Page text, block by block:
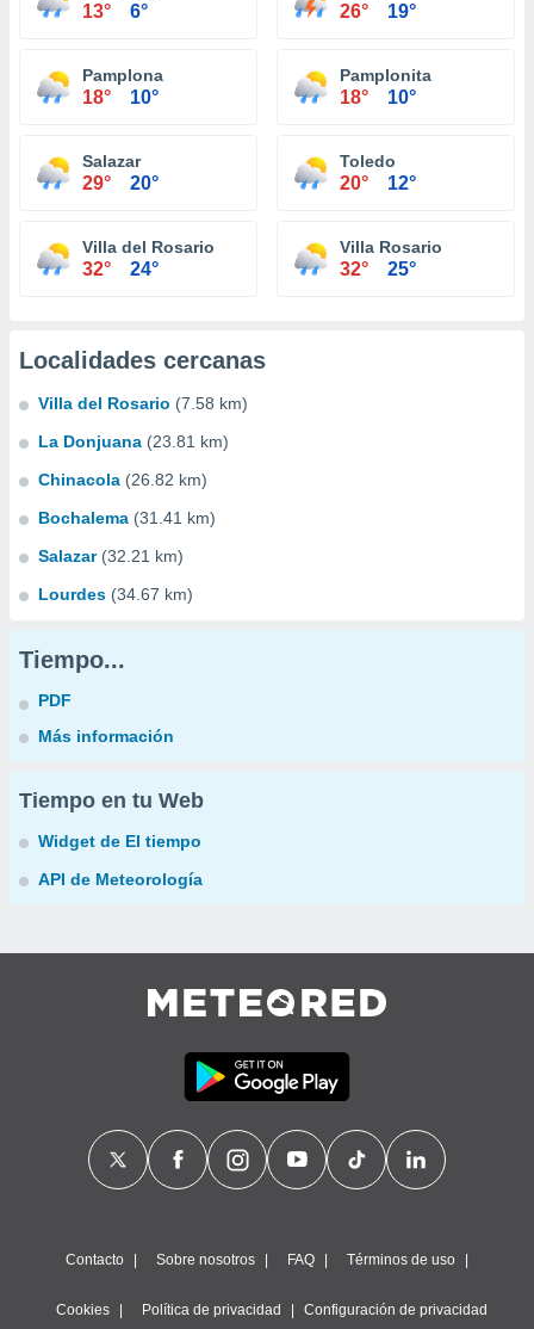
13° 6° 26° 19°
Pamplona
18° 10°
Pamplonita
18° 10°
Salazar
29° 20°
Toledo
20° 12°
Villa del Rosario
32° 24°
Villa Rosario
32° 25°
Localidades cercanas
Villa del Rosario (7.58 km)
La Donjuana (23.81 km)
Chinacola (26.82 km)
Bochalema (31.41 km)
Salazar (32.21 km)
Lourdes (34.67 km)
Tiempo...
PDF
Más información
Tiempo en tu Web
Widget de El tiempo
API de Meteorología
Contacto Sobre nosotros FAQ Términos de uso
Cookies Política de privacidad Configuración de privacidad